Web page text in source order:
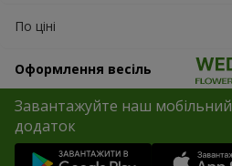
По ціні
Оформлення весіль
Завантажуйте наш мобільний
додаток